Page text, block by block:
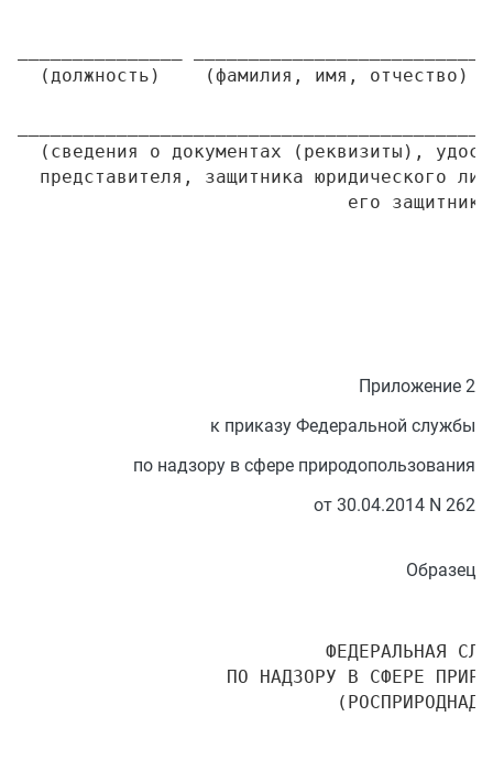
(должность)    (фамилия, имя, отчество)
(сведения о документах (реквизиты),
представителя, защитника юридического
Приложение 2
к приказу Федеральной службы
по надзору в сфере природопользования
от 30.04.2014 N 262
Образец
ФЕДЕРАЛЬНАЯ
ПО НАДЗОРУ В СФЕРЕ